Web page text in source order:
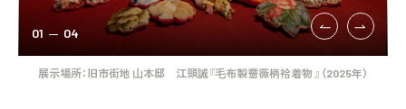
展示場所：旧市街地 ⼭本邸 江頭誠『⽑布製薔薇柄袷着物 』（2025年）
01 04